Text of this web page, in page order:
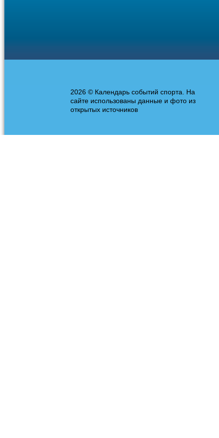
2026 © Календарь событий спорта. На
сайте использованы данные и фото из
открытых источников